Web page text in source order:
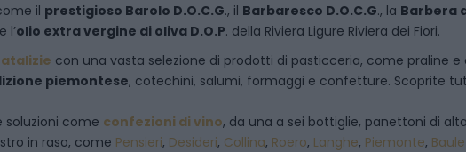
il prestigioso Barolo D.O.C.G., il Barbaresco D.O.C.G., la Barbera
l’olio extra vergine di oliva D.O.P. della Riviera Ligure Riviera dei Fiori.
con una vasta selezione di prodotti di pasticceria, come praline
piemontese, cotechini, salumi, formaggi e confetture. Scoprite
soluzioni come confezioni di vino, da una a sei bottiglie, panettoni di
in raso, come Pensieri, Desideri, Collina, Roero, Langhe, Piemonte,